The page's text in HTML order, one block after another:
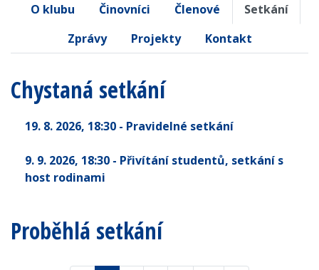
O klubu Činovníci Členové
Setkání
Zprávy
Projekty Kontakt
Chystaná setkání
19. 8. 2026, 18:30 - Pravidelné setkání
9. 9. 2026, 18:30 - Přivítání studentů, setkání s
host rodinami
Proběhlá setkání